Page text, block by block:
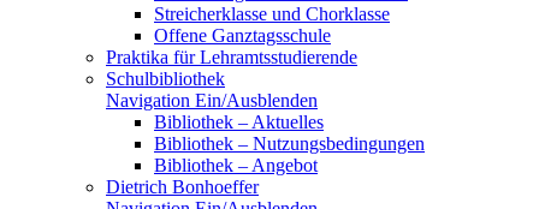
Streicherklasse und Chorklasse
Offene Ganztagsschule
Praktika für Lehramtsstudierende
Schulbibliothek
Navigation Ein/Ausblenden
Bibliothek – Aktuelles
Bibliothek – Nutzungsbedingungen
Bibliothek – Angebot
Dietrich Bonhoeffer